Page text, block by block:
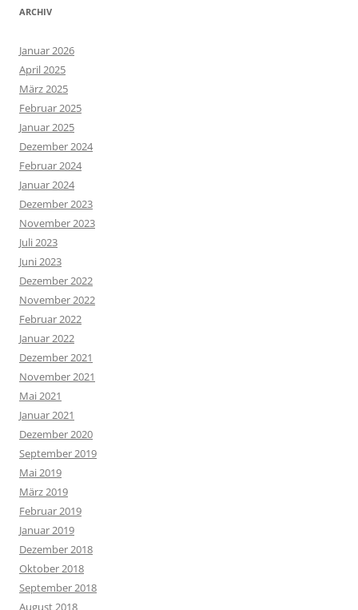
ARCHIV
Januar 2026
April 2025
März 2025
Februar 2025
Januar 2025
Dezember 2024
Februar 2024
Januar 2024
Dezember 2023
November 2023
Juli 2023
Juni 2023
Dezember 2022
November 2022
Februar 2022
Januar 2022
Dezember 2021
November 2021
Mai 2021
Januar 2021
Dezember 2020
September 2019
Mai 2019
März 2019
Februar 2019
Januar 2019
Dezember 2018
Oktober 2018
September 2018
August 2018